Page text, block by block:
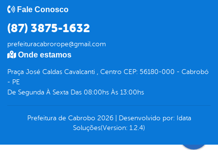
Fale Conosco
(87) 3875-1632
prefeituracabrorope@gmail.com
Onde estamos
Praça José Caldas Cavalcanti , Centro CEP: 56180-000 - Cabrobó
- PE
De Segunda À Sexta Das 08:00hs Às 13:00hs
Prefeitura de Cabrobo 2026| Desenvolvido por: Idata
Soluções(Version: 1.2.4)